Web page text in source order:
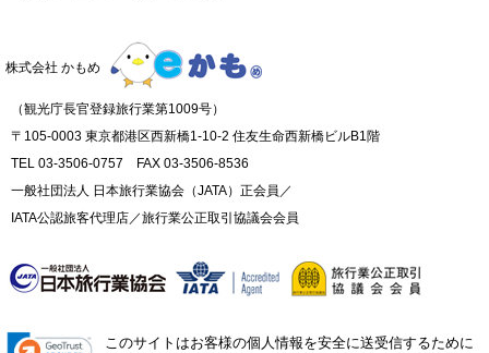
株式会社 かもめ
（観光庁長官登録旅行業第1009号）
〒105-0003 東京都港区西新橋1-10-2 住友生命西新橋ビルB1階
TEL 03-3506-0757 FAX 03-3506-8536
一般社団法人 日本旅行業協会（JATA）正会員／
IATA公認旅客代理店／旅行業公正取引協議会会員
このサイトはお客様の個人情報を安全に送受信するために